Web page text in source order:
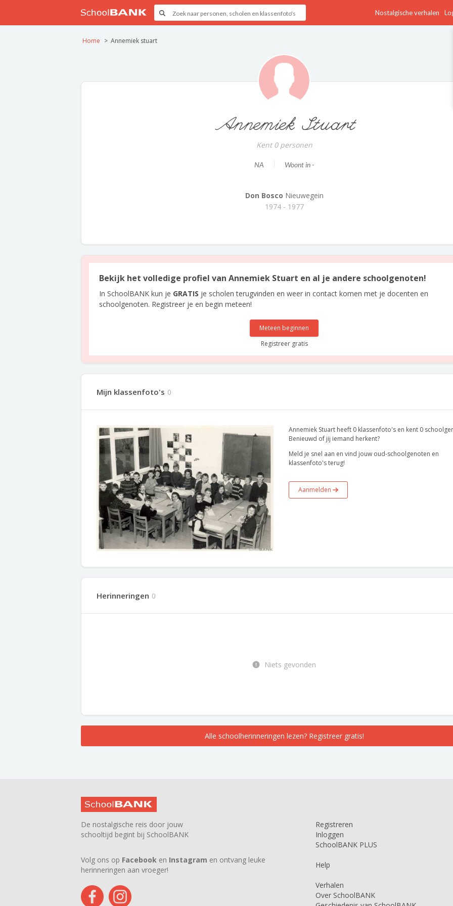
Nostalgische verhalen
Home Annemiek stuart
Annemiek Stuart
Kent 0 personen
NA Woont in -
Don Bosco Nieuwegein
1974 - 1977
Bekijk het volledige profiel van Annemiek Stuart en al je andere schoolgenoten!
In SchoolBANK kun je GRATIS je scholen terugvinden en weer in contact komen met je docenten en
schoolgenoten. Registreer je en begin meteen!
Meteen beginnen
Registreer gratis
Mijn klassenfoto's 0
Annemiek Stuart heeft 0 klassenfoto's en kent 0
Benieuwd of jij iemand herkent?
Meld je snel aan en vind jouw oud-schoolgenoten en
klassenfoto's terug!
Aanmelden
Herinneringen 0
Niets gevonden
Alle schoolherinneringen lezen? Registreer gratis!
De nostalgische reis door jouw
schooltijd begint bij SchoolBANK
Volg ons op Facebook en Instagram en ontvang leuke
herinneringen aan vroeger!
Registreren
Inloggen
SchoolBANK PLUS
Help
Verhalen
Over SchoolBANK